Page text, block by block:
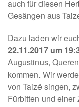
auch für diesen
Gesängen aus
Dazu laden wir
22.11.2017 um
Augustinus,
kommen. Wir
von Taizé singen,
Fürbitten und einer